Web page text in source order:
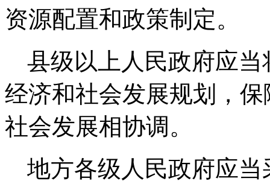
资源配置和政策制定。
县级以上人民政府应
经济和社会发展规划，
社会发展相协调。
地方各级人民政府应